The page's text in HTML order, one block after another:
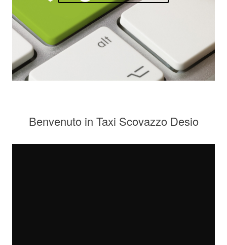
Benvenuto in Taxi Scovazzo Desio